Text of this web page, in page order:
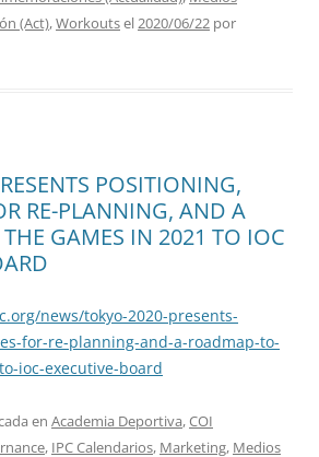
(Act),Workoutsel2020/06/22 por
POSITIONING,
RE-PLANNING, AND A
GAMES IN 2021 TO IOC
news/tokyo-2020-presents-
for-re-planning-and-a-roadmap-to-
ioc-executive-board
en Academia Deportiva,COI
, IPC Calendarios, Marketing, Medios